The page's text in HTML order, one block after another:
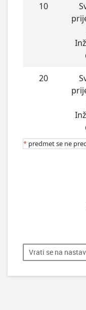
10
20
* predmet se ne
Vrati se na